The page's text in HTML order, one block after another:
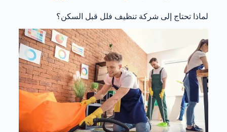
لماذا تحتاج إلى شركة تنظيف فلل قبل السكن؟